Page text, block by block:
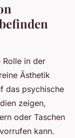
das
Rolle in der
Ästhetik
das psychische
zeigen,
oder Taschen
kann.